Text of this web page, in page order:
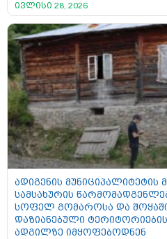
ივლისი 28, 2026
ადიგენის მუნიციპალიტეტის
სამსახურის
სოფელ გომაროსა და შოყაში
დაზიანებული
ადგილზე იმყოფებოდნენ